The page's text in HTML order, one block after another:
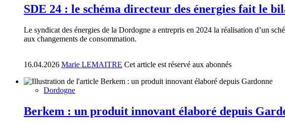
SDE 24 : le schéma directeur des énergies fait le
Le syndicat des énergies de la Dordogne a entrepris en 2024 la réalisation d’un
aux changements de consommation.
16.04.2026 Marie LEMAITRE Cet article est réservé aux abonnés
Dordogne
Berkem : un produit innovant élaboré depuis